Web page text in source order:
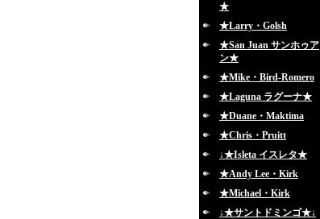
★
★Larry・Golsh
★San Juan サンホゥア
ン★
★Mike・Bird-Romero
★Laguna ラグーナ★
★Duane・Maktima
★Chris・Pruitt
↓★Isleta イスレタ★
★Andy Lee・Kirk
★Michael・Kirk
↓★サントドミンゴ★↓